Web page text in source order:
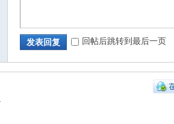
发表回复 回帖后跳转到最后一页